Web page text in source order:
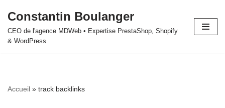
Aller
au
Constantin Boulanger
CEO de l'agence MDWeb • Expertise PrestaShop, Shopify
& WordPress
Accueil » track backlinks